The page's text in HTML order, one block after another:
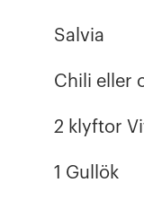
Salvia
Chili eller
2 klyftor
1 Gullök